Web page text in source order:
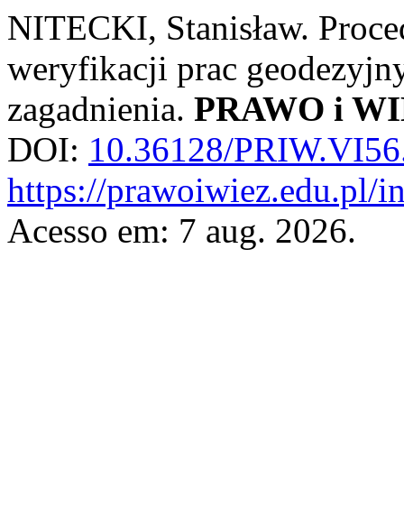
NITECKI, Stanisław.
weryfikacji prac
zagadnienia. PRAWO i
DOI: 10.36128/
https://prawoiwiez.edu.pl/
Acesso em: 7 aug. 2026.